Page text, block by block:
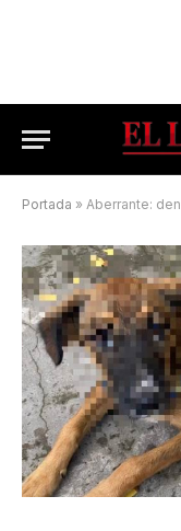
Portada » Aberrante: